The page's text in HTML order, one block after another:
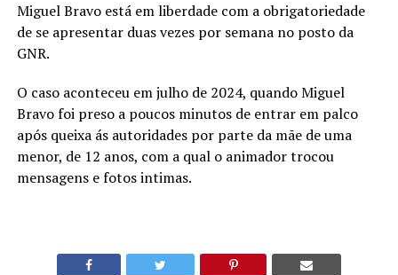
Miguel Bravo está em liberdade com a obrigatoriedade
de se apresentar duas vezes por semana no posto da
GNR.
O caso aconteceu em julho de 2024, quando Miguel
Bravo foi preso a poucos minutos de entrar em palco
após queixa ás autoridades por parte da mãe de uma
menor, de 12 anos, com a qual o animador trocou
mensagens e fotos intimas.